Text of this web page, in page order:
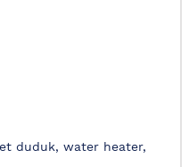
duduk, water heater,